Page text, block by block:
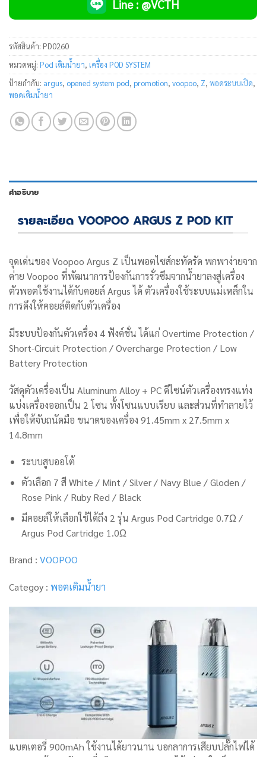
Line : @VCTH
รหัสสินค้า: PD0260
หมวดหมู่: Pod เติมน้ำยา, เครื่อง POD SYSTEM
ป้ายกำกับ: argus, opened system pod, promotion, voopoo, Z, พอดระบบเปิด,
พอดเติมน้ำยา
คำอธิบาย
รายละเอียด VOOPOO ARGUS Z POD KIT
จุดเด่นของ Voopoo Argus Z เป็นพอตไซส์กะทัดรัด พกพาง่ายจาก
ค่าย Voopoo ที่พัฒนาการป้องกันการรั่วซึมจากน้ำยาลงสู่เครื่อง
ตัวพอตใช้งานได้กับคอยล์ Argus ได้ ตัวเครื่องใช้ระบบแม่เหล็กใน
การดึงให้คอยล์ติดกับตัวเครื่อง
มีระบบป้องกันตัวเครื่อง 4 ฟังค์ชั่น ได้แก่ Overtime Protection /
Short-Circuit Protection / Overcharge Protection / Low
Battery Protection
วัสดุตัวเครื่องเป็น Aluminum Alloy + PC ดีไซน์ตัวเครื่องทรงแท่ง
แบ่งเครื่องออกเป็น 2 โซน ทั้งโซนแบบเรียบ และส่วนที่ทำลายไว้
เพื่อให้จับถนัดมือ ขนาดของเครื่อง 91.45mm x 27.5mm x
14.8mm
ระบบสูบออโต้
ตัวเลือก 7 สีWhite / Mint / Silver / Navy Blue / Gloden /
Rose Pink / Ruby Red / Black
มีคอยล์ให้เลือกใช้ได้ถึง 2 รุ่น Argus Pod Cartridge 0.7Ω /
Argus Pod Cartridge 1.0Ω
Brand : VOOPOO
Categoy : พอตเติมน้ำยา
แบตเตอรี่ 900mAh ใช้งานได้ยาวนาน บอกลาการเสียบปลั๊กไฟได้